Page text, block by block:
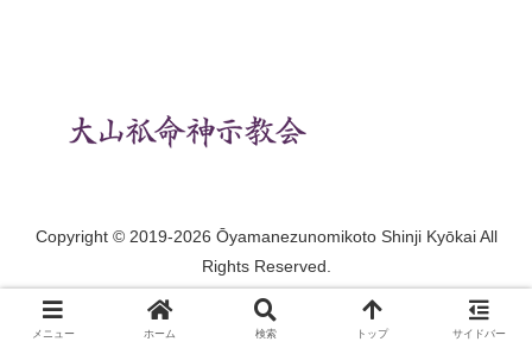
Copyright © 2019-2026 Ōyamanezunomikoto Shinji Kyōkai All
Rights Reserved.
メニュー ホーム 検索 トップ サイドバー